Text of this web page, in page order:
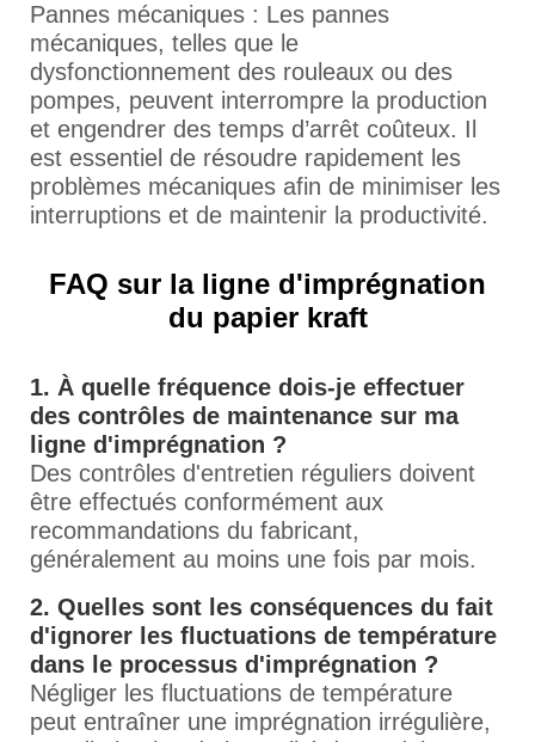
Pannes mécaniques : Les pannes
mécaniques, telles que le
dysfonctionnement des rouleaux ou des
pompes, peuvent interrompre la production
et engendrer des temps d’arrêt coûteux. Il
est essentiel de résoudre rapidement les
problèmes mécaniques afin de minimiser les
interruptions et de maintenir la productivité.
FAQ sur la ligne d'imprégnation
du papier kraft
1. À quelle fréquence dois-je effectuer
des contrôles de maintenance sur ma
ligne d'imprégnation ?
Des contrôles d'entretien réguliers doivent
être effectués conformément aux
recommandations du fabricant,
généralement au moins une fois par mois.
2. Quelles sont les conséquences du fait
d'ignorer les fluctuations de température
dans le processus d'imprégnation ?
Négliger les fluctuations de température
peut entraîner une imprégnation irrégulière,